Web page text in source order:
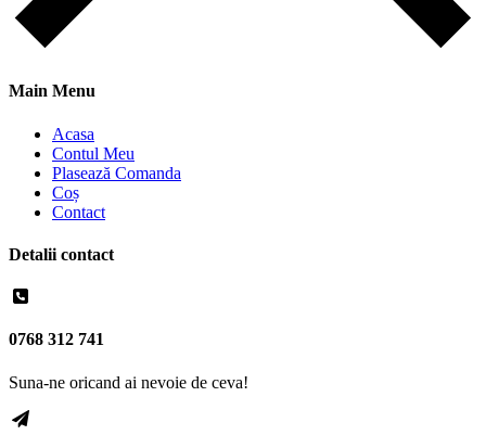
Main Menu
Acasa
Contul Meu
Plasează Comanda
Coș
Contact
Detalii contact
0768 312 741
Suna-ne oricand ai nevoie de ceva!